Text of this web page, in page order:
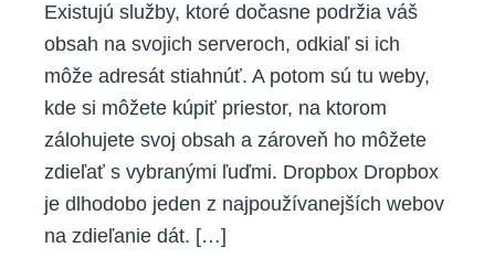
Existujú služby, ktoré dočasne podržia váš
obsah na svojich serveroch, odkiaľ si ich
môže adresát stiahnúť. A potom sú tu weby,
kde si môžete kúpiť priestor, na ktorom
zálohujete svoj obsah a zároveň ho môžete
zdieľať s vybranými ľuďmi. Dropbox Dropbox
je dlhodobo jeden z najpoužívanejších webov
na zdieľanie dát. […]